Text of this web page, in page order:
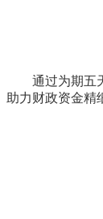
通过为期五
助力财政资金精